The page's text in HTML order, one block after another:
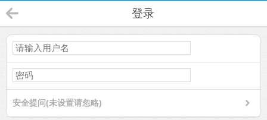
登录
安全提问(未设置请忽略)